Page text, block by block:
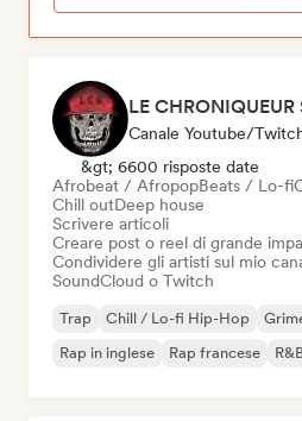
LE CHRONIQUEUR
&gt; 6600 risposte date
Afrobeat / AfropopBeats / Lo-fi
Chill outDeep house
Scrivere articoli
Creare post o reel di grande
Condividere gli artisti sul mio
SoundCloud o Twitch
Trap Chill / Lo-fi Hip-Hop
Rap in inglese
Rap francese